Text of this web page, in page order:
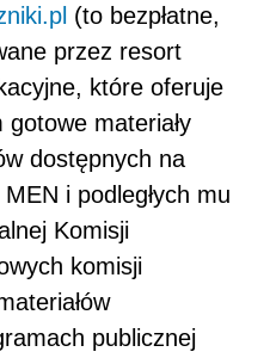
(to bezpłatne,
przez resort
które oferuje
materiały
dostępnych na
i podległych mu
Komisji
komisji
publicznej